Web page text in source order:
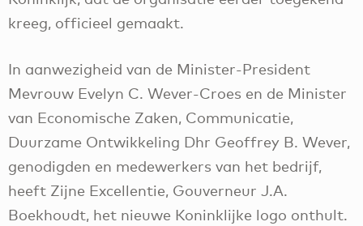
kreeg, officieel gemaakt.
In aanwezigheid van de Minister-President
Mevrouw Evelyn C. Wever-Croes en de Minister
van Economische Zaken, Communicatie,
Duurzame Ontwikkeling Dhr Geoffrey B. Wever,
genodigden en medewerkers van het bedrijf,
heeft Zijne Excellentie, Gouverneur J.A.
Boekhoudt, het nieuwe Koninklijke logo onthult.